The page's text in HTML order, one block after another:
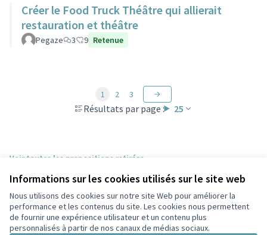
Informations sur les cookies utilisés sur le site web
Nous utilisons des cookies sur notre site Web pour améliorer la
performance et les contenus du site. Les cookies nous permettent
de fournir une expérience utilisateur et un contenu plus
personnalisés à partir de nos canaux de médias sociaux.
Créer le Food Truck Théâtre qui allierait
restauration et théâtre
Pegaze 3 9 Retenue
Résultats par page : 25
1 2 3
Voir toutes les propositions retirées
Conditions d'utilisation
Paramètres des cookies
Participez Villeurbanne sur X
Participez Villeurbanne sur Facebook
Participez Villeurbanne sur Instagram
Participez Villeurbanne sur YouTube